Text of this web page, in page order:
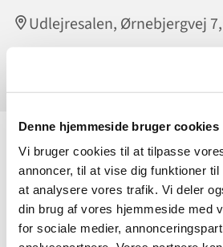
Denne hjemmeside bruger cookies
Vi bruger cookies til at tilpasse
annoncer, til at vise dig funktioner
at analysere vores trafik. Vi deler
din brug af vores hjemmeside med
for sociale medier,
Udlejresalen, Ørnebjergvej
Slip sangstemmen løs - uanset om du
eller ej! Hver fredag i Udlejresalen kl.
lette med god musik.
Vi synger fædrelandssange, revyviser,
Larsen spiller på flyglet. Vi synger fra